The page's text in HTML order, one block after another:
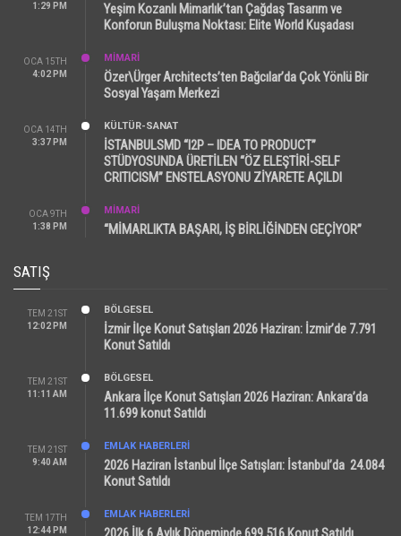
1:29 PM
Yeşim Kozanlı Mimarlık’tan Çağdaş Tasarım ve
Konforun Buluşma Noktası: Elite World Kuşadası
OCA 15TH
4:02 PM
MİMARİ
Özer\Ürger Architects’ten Bağcılar’da Çok Yönlü Bir
Sosyal Yaşam Merkezi
OCA 14TH
3:37 PM
KÜLTÜR-SANAT
İSTANBULSMD “I2P – IDEA TO PRODUCT”
STÜDYOSUNDA ÜRETİLEN “ÖZ ELEŞTİRİ-SELF
CRITICISM” ENSTELASYONU ZİYARETE AÇILDI
OCA 9TH
1:38 PM
MİMARİ
“MİMARLIKTA BAŞARI, İŞ BİRLİĞİNDEN GEÇİYOR”
SATIŞ
TEM 21ST
12:02 PM
BÖLGESEL
İzmir İlçe Konut Satışları 2026 Haziran: İzmir’de 7.791
Konut Satıldı
TEM 21ST
11:11 AM
BÖLGESEL
Ankara İlçe Konut Satışları 2026 Haziran: Ankara’da
11.699 konut Satıldı
TEM 21ST
9:40 AM
EMLAK HABERLERI
2026 Haziran İstanbul İlçe Satışları: İstanbul’da 24.084
Konut Satıldı
TEM 17TH
12:44 PM
EMLAK HABERLERI